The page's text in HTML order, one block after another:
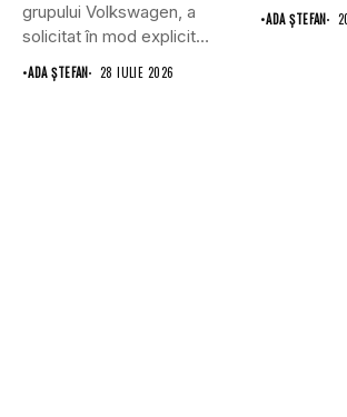
grupului Volkswagen, a
solicitat în mod explicit
Uniunii Europene...
•ADA ȘTEFAN 28 IULIE 2026
•ADA ȘTEFAN